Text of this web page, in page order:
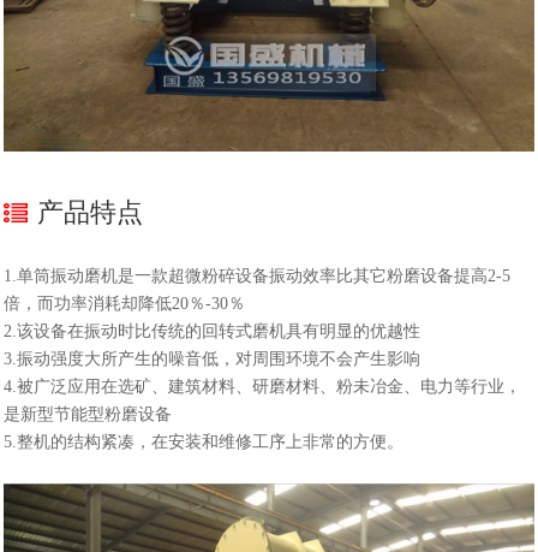
产品特点
1.单筒振动磨机是一款超微粉碎设备振动效率比其它粉磨设备提高2-5
倍，而功率消耗却降低20％-30％
2.该设备在振动时比传统的回转式磨机具有明显的优越性
3.振动强度大所产生的噪音低，对周围环境不会产生影响
4.被广泛应用在选矿、建筑材料、研磨材料、粉未冶金、电力等行业，
是新型节能型粉磨设备
5.整机的结构紧凑，在安装和维修工序上非常的方便。